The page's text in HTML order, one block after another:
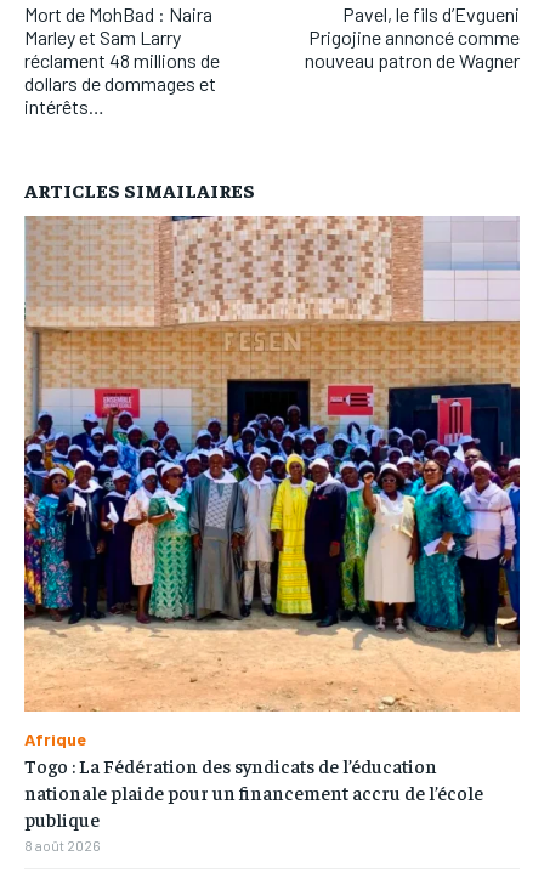
Mort de MohBad : Naira
Marley et Sam Larry
réclament 48 millions de
dollars de dommages et
intérêts…
Pavel, le fils d’Evgueni
Prigojine annoncé comme
nouveau patron de Wagner
ARTICLES SIMAILAIRES
Afrique
Togo : La Fédération des syndicats de l’éducation
nationale plaide pour un financement accru de l’école
publique
8 août 2026